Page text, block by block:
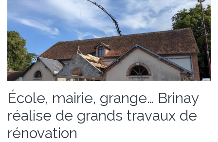
École, mairie, grange… Brinay
réalise de grands travaux de
rénovation